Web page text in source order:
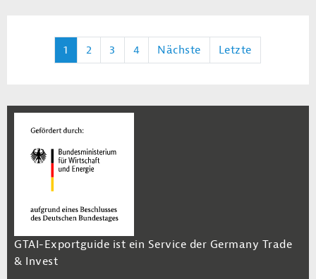
1 2 3 4 Nächste Letzte
GTAI-Exportguide ist ein Service der Germany Trade
& Invest